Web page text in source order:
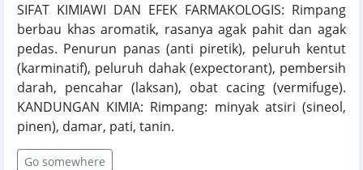
SIFAT KIMIAWI DAN EFEK FARMAKOLOGIS: Rimpang
berbau khas aromatik, rasanya agak pahit dan agak
pedas. Penurun panas (anti piretik), peluruh kentut
(karminatif), peluruh dahak (expectorant), pembersih
darah, pencahar (laksan), obat cacing (vermifuge).
KANDUNGAN KIMIA: Rimpang: minyak atsiri (sineol,
pinen), damar, pati, tanin.
Go somewhere